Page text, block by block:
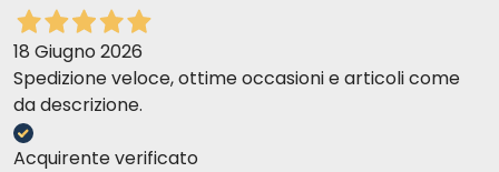
18 Giugno 2026
Spedizione veloce, ottime occasioni e articoli come
da descrizione.
Acquirente verificato